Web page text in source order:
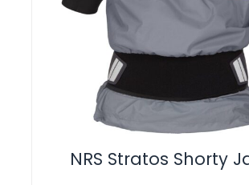
NRS Stratos Shorty